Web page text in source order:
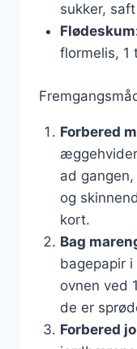
sukker,
flormelis, 1
Forbered
ad
og
kort.
Bag
bagepapir
ovnen ved
de er
Forbered